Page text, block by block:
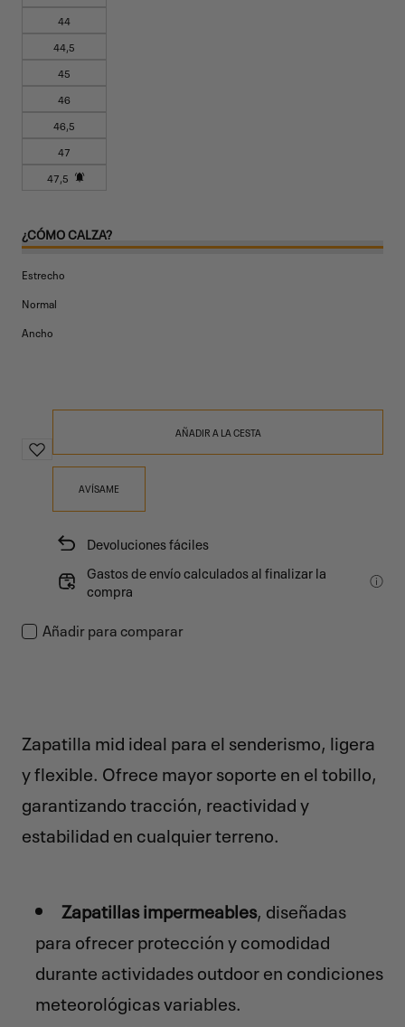
44
44,5
45
46
46,5
47
47,5Variante
o
no
disponible
¿CÓMO CALZA?
Estrecho
Normal
Ancho
AÑADIR A LA CESTA
AVÍSAME
Devoluciones fáciles
Gastos de envío calculados al finalizar la
compra
Añadir para comparar
Zapatilla mid ideal para el senderismo, ligera
y flexible. Ofrece mayor soporte en el tobillo,
garantizando tracción, reactividad y
estabilidad en cualquier terreno.
Zapatillas impermeables, diseñadas
para ofrecer protección y comodidad
durante actividades outdoor en condiciones
meteorológicas variables.